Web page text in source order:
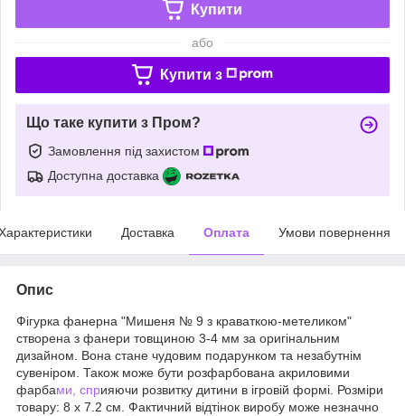
Купити
або
Купити з
Що таке купити з Пром?
Замовлення під захистом
Доступна доставка
Доставка Оплата Умови повернення
Опис
Фігурка фанерна "Мишеня № 9 з краваткою-метеликом"
створена з фанери товщиною 3-4 мм за оригінальним
дизайном. Вона стане чудовим подарунком та незабутнім
сувеніром. Також може бути розфарбована акриловими
фарбами, сприяючи розвитку дитини в ігровій формі. Розміри
товару: 8 х 7.2 см. Фактичний відтінок виробу може незначно